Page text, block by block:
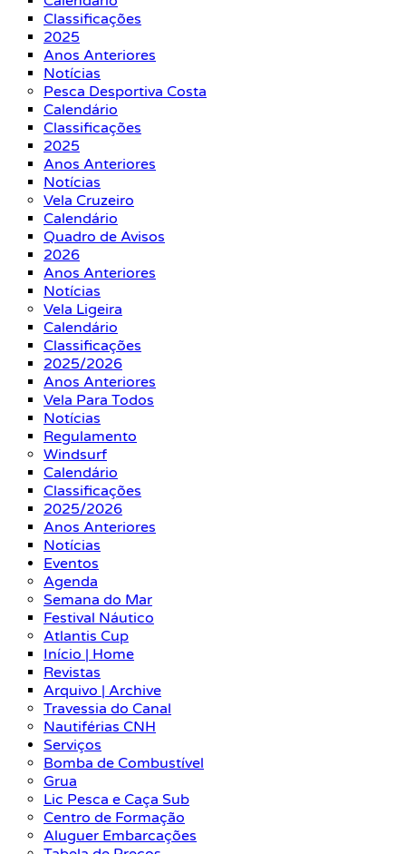
Classificações
2025
Anos Anteriores
Notícias
Pesca Desportiva Costa
Calendário
Classificações
2025
Anos Anteriores
Notícias
Vela Cruzeiro
Calendário
Quadro de Avisos
2026
Anos Anteriores
Notícias
Vela Ligeira
Calendário
Classificações
2025/2026
Anos Anteriores
Vela Para Todos
Notícias
Regulamento
Windsurf
Calendário
Classificações
2025/2026
Anos Anteriores
Notícias
Eventos
Agenda
Semana do Mar
Festival Náutico
Atlantis Cup
Início | Home
Revistas
Arquivo | Archive
Travessia do Canal
Nautiférias CNH
Serviços
Bomba de Combustível
Grua
Lic Pesca e Caça Sub
Centro de Formação
Aluguer Embarcações